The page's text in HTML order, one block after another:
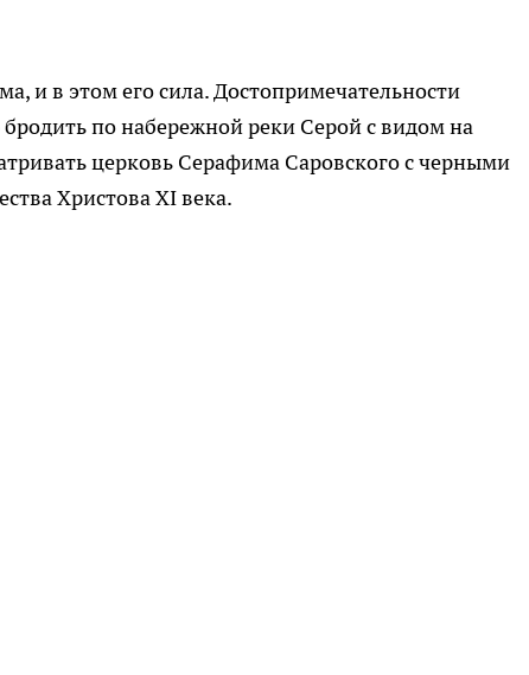
и в этом его сила. Достопримечательности
по набережной реки Серой с видом на
церковь Серафима Саровского с черными
Христова XI века.